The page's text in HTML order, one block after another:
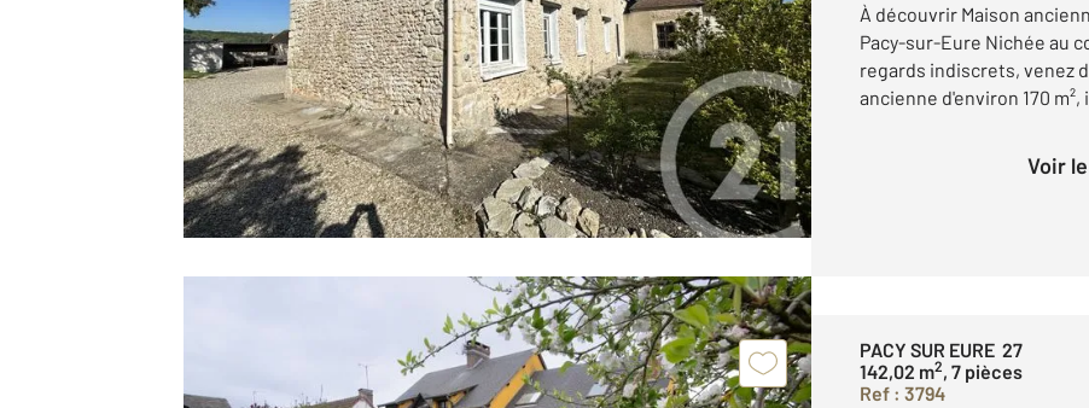
À découvrir Maison
Pacy-sur-Eure Nichée au
regards indiscrets, venez
ancienne d'environ 170
Voir
PACY SUR EURE 27
142,02 m2, 7 pièces
Ref : 3794